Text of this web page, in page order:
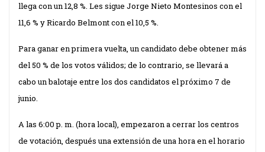
llega con un 12,8 %. Les sigue Jorge Nieto Montesinos con el
11,6 % y Ricardo Belmont con el 10,5 %.
Para ganar en primera vuelta, un candidato debe obtener más
del 50 % de los votos válidos; de lo contrario, se llevará a
cabo un balotaje entre los dos candidatos el próximo 7 de
junio.
A las 6:00 p. m. (hora local), empezaron acerrarlos centros
de votación, después una extensión de una hora en el horario